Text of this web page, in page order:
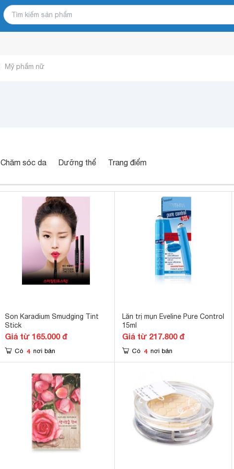
Mỹ phẩm nữ
Chăm sóc da Dưỡng thể Trang điểm
Son Karadium Smudging Tint
Stick
Giá từ 165.000 đ
Có 4 nơi bán
Lăn trị mụn Eveline Pure Control
15ml
Giá từ 217.800 đ
Có 4 nơi bán